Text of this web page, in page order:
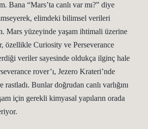
Bana “Mars’ta canlı var mı?” diye
elimdeki bilimsel verileri
Mars yüzeyinde yaşam ihtimali üzerine
özellikle Curiosity ve Perseverance
veriler sayesinde oldukça ilginç hale
rover’ı, Jezero Krateri’nde
Bunlar doğrudan canlı varlığını
için gerekli kimyasal yapıların orada